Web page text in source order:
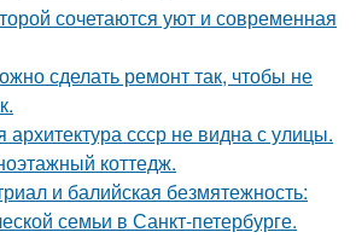
сочетаются уют и современная
сделать ремонт так, чтобы не
ссср не видна с улицы.
коттедж.
и балийская безмятежность:
семьи в Санкт-петербурге.